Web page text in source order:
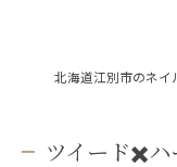
ツイード✖️